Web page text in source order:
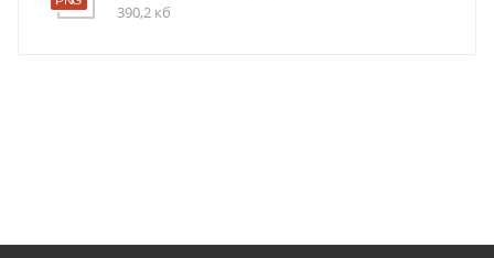
390,2 кб